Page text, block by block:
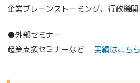
企業ブレーンストーミング、行政機
●外部セミナー
起業支援セミナーなど 実績はこち